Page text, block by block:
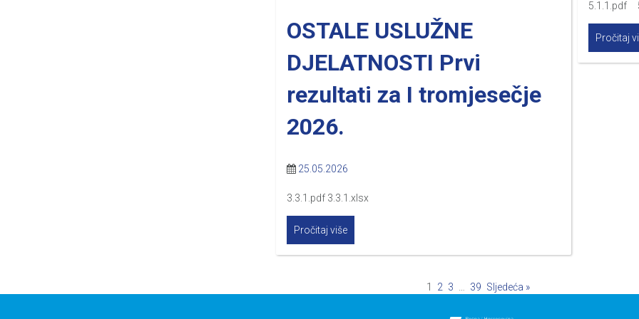
5.1.1.pdf
Pročitaj
OSTALE USLUŽNE
DJELATNOSTI Prvi
rezultati za I tromjesečje
2026.
25.05.2026
3.3.1.pdf 3.3.1.xlsx
Pročitaj više
1 2 3 … 39 Sljedeća »